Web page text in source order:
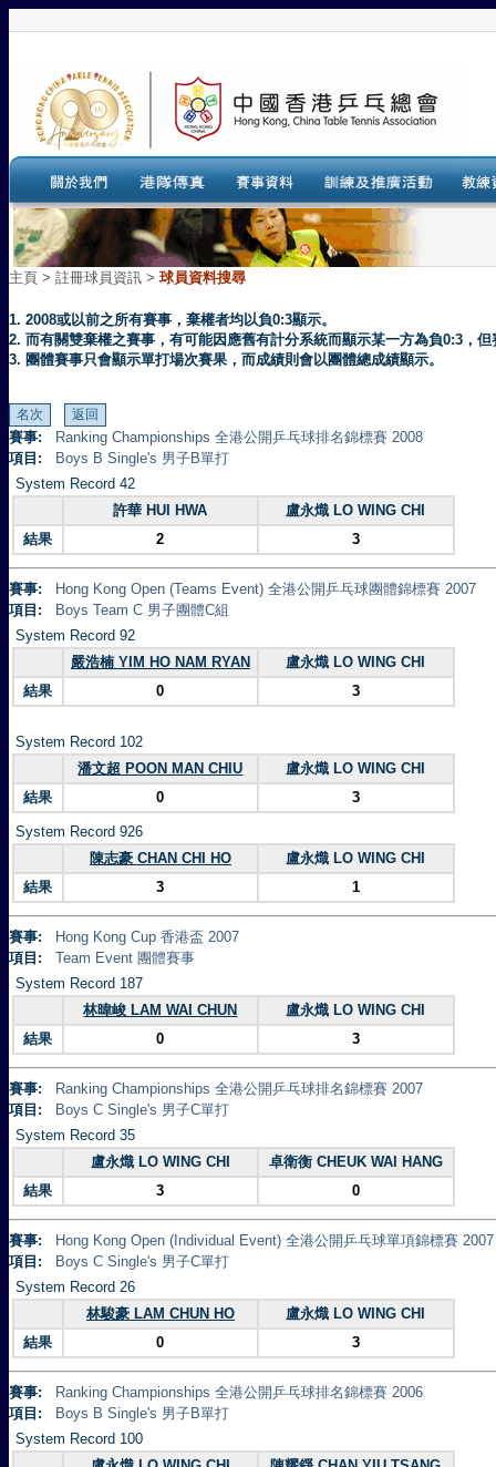
主頁 > 註冊球員資訊 > 球員資料搜尋
1. 2008或以前之所有賽事，棄權者均以負0:3顯示。
2. 而有關雙棄權之賽事，有可能因應舊有計分系統而顯示某一方為負0:3，
3. 團體賽事只會顯示單打場次賽果，而成績則會以團體總成績顯示。
賽事:
Ranking Championships 全港公開乒乓球排名錦標賽 2008
項目:
Boys B Single's 男子B單打
System Record 42
許華 HUI HWA
盧永熾 LO WING CHI
結果
2 3
賽事:
Hong Kong Open (Teams Event) 全港公開乒乓球團體錦標賽 2007
項目:
Boys Team C 男子團體C組
System Record 92
嚴浩楠 YIM HO NAM RYAN
盧永熾 LO WING CHI
結果
0 3
System Record 102
潘文超 POON MAN CHIU
盧永熾 LO WING CHI
結果
0 3
System Record 926
陳志豪 CHAN CHI HO
盧永熾 LO WING CHI
結果
3 1
賽事:
Hong Kong Cup 香港盃 2007
項目:
Team Event 團體賽事
System Record 187
林暐峻 LAM WAI CHUN
盧永熾 LO WING CHI
結果
0 3
賽事:
Ranking Championships 全港公開乒乓球排名錦標賽 2007
項目:
Boys C Single's 男子C單打
System Record 35
盧永熾 LO WING CHI
卓衛衡 CHEUK WAI HANG
結果
3 0
賽事:
Hong Kong Open (Individual Event) 全港公開乒乓球單項錦標賽 2007
項目:
Boys C Single's 男子C單打
System Record 26
林駿豪 LAM CHUN HO
盧永熾 LO WING CHI
結果
0 3
賽事:
Ranking Championships 全港公開乒乓球排名錦標賽 2006
項目:
Boys B Single's 男子B單打
System Record 100